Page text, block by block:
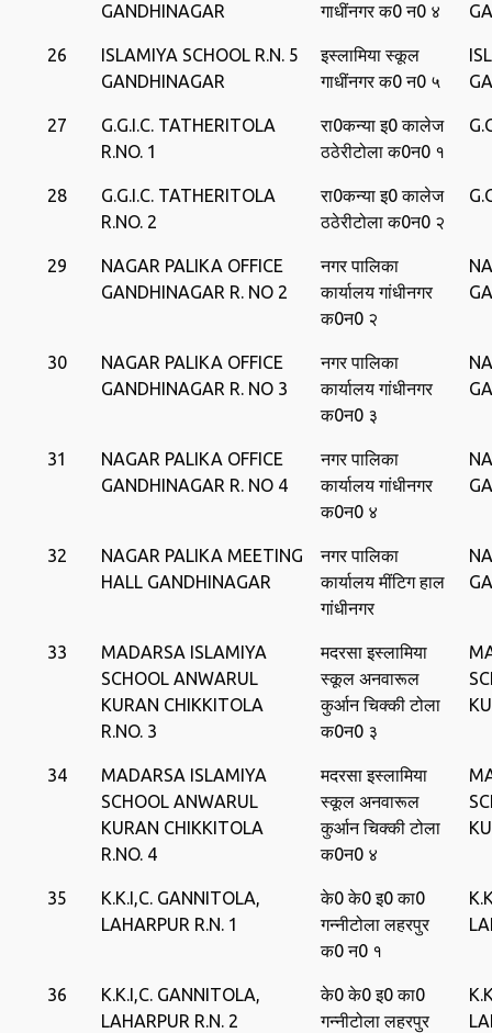
GANDHINAGAR
गाधींनगर क0 न0 ४
26
ISLAMIYA SCHOOL R.N. 5
GANDHINAGAR
इस्‍लामिया स्‍कूल
गाधींनगर क0 न0 ५
27
G.G.I.C. TATHERITOLA
R.NO. 1
रा0कन्‍या इ0 कालेज
ठठेरीटोला क0न0 १
28
G.G.I.C. TATHERITOLA
R.NO. 2
रा0कन्‍या इ0 कालेज
ठठेरीटोला क0न0 २
29
NAGAR PALIKA OFFICE
GANDHINAGAR R. NO 2
नगर पालिका
कार्यालय गांधीनगर
क0न0 २
30
NAGAR PALIKA OFFICE
GANDHINAGAR R. NO 3
नगर पालिका
कार्यालय गांधीनगर
क0न0 ३
31
NAGAR PALIKA OFFICE
GANDHINAGAR R. NO 4
नगर पालिका
कार्यालय गांधीनगर
क0न0 ४
32
NAGAR PALIKA MEETING
HALL GANDHINAGAR
नगर पालिका
कार्यालय मींटिग हाल
गांधीनगर
33
MADARSA ISLAMIYA
SCHOOL ANWARUL
KURAN CHIKKITOLA
R.NO. 3
मदरसा इस्‍लामिया
स्‍कूल अनवारूल
कुर्आन ‍चिक्‍की टोला
क0न0 ३
34
MADARSA ISLAMIYA
SCHOOL ANWARUL
KURAN CHIKKITOLA
R.NO. 4
मदरसा इस्‍लामिया
स्‍कूल अनवारूल
कुर्आन ‍चिक्‍की टोला
क0न0 ४
35
K.K.I,C. GANNITOLA,
LAHARPUR R.N. 1
के0 के0 इ0 का0
गन्‍नीटोला लहरपुर
क0 न0 १
36
K.K.I,C. GANNITOLA,
LAHARPUR R.N. 2
के0 के0 इ0 का0
गन्‍नीटोला लहरपुर